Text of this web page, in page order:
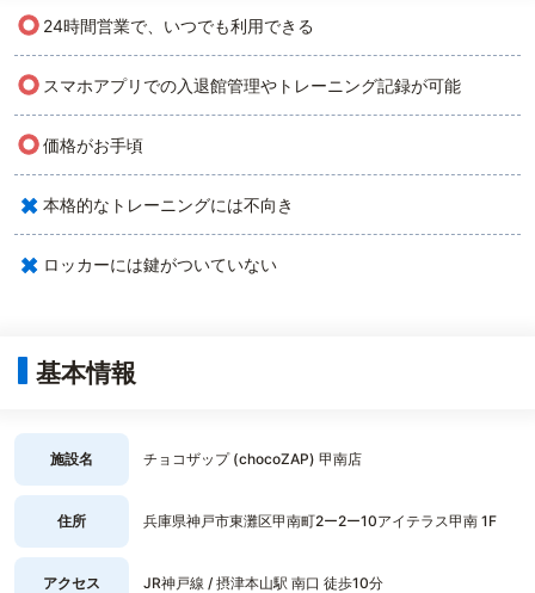
○ 24時間営業で、いつでも利用できる
○ スマホアプリでの入退館管理やトレーニング記録が可能
○価格がお手頃
× 本格的なトレーニングには不向き
× ロッカーには鍵がついていない
基本情報
施設名 チョコザップ (chocoZAP) 甲南店
住所 兵庫県神戸市東灘区甲南町2ー2ー10アイテラス甲南 1F
アクセス JR神戸線 / 摂津本山駅 南口 徒歩10分